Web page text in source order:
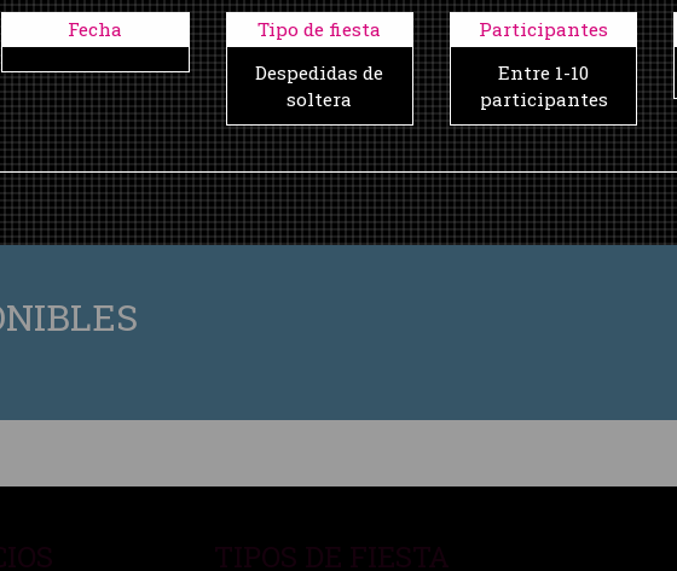
Fecha
Tipo de fiesta
Despedidas de
soltera
Participantes
Entre 1-10
participantes